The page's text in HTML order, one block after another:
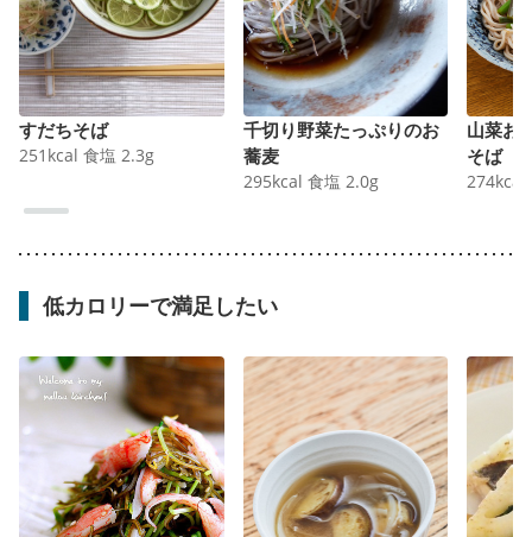
すだちそば
251 kcal 食塩 2.3g
千切り野菜たっぷりのお
蕎麦
295kcal 食塩 2.0g
山菜お
そば
274kcal
低カロリーで満足したい